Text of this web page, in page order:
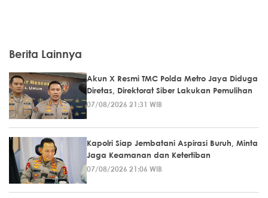
Berita Lainnya
Akun X Resmi TMC Polda Metro Jaya Diduga
Diretas, Direktorat Siber Lakukan Pemulihan
07/08/2026 21:31 WIB
Kapolri Siap Jembatani Aspirasi Buruh, Minta
Jaga Keamanan dan Ketertiban
07/08/2026 21:06 WIB